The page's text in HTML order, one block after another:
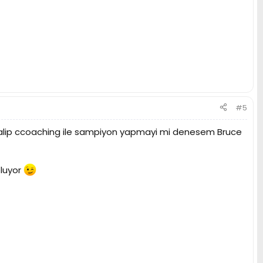
#5
ccoaching ile sampiyon yapmayi mi denesem Bruce